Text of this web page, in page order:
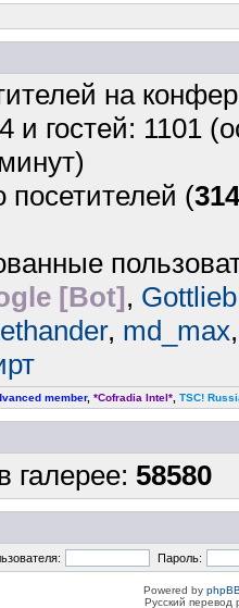
на
и гостей: 1101
посетителей (
[Bot], Gottlieb
, md_max
member, *Cofradia Intel* TSC!
галерее: 58580
Пароль:
Powered by
Русский